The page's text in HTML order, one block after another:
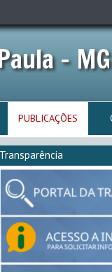
- MG
PUBLICAÇÕES
Transparência